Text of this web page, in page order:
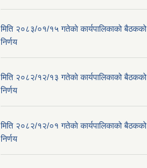
मिति २०८३/०१/१५ गतेकाे कार्यपालिकाको बैठकको
निर्णय
मिति २०८२/१२/१३ गतेकाे कार्यपालिकाको बैठकको
निर्णय
मिति २०८२/१२/०१ गतेकाे कार्यपालिकाको बैठकको
निर्णय